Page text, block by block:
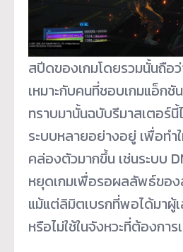
สปีดของเกมโดยรวมนั้นถือว่
เหมาะกับคนที่ชอบเกมแอ็กชั
ทราบมานั้นฉบับรีมาสเตอร์
ระบบหลายอย่างอยู่ เพื่อทำ
คล่องตัวมากขึ้น เช่นระบบ
หยุดเกมเพื่อรอผลลัพธ์ขอ
แม้แต่ลิมิตเบรกที่พอได้มาผู้เ
หรือไม่ใช้ในจังหวะที่ต้องกา